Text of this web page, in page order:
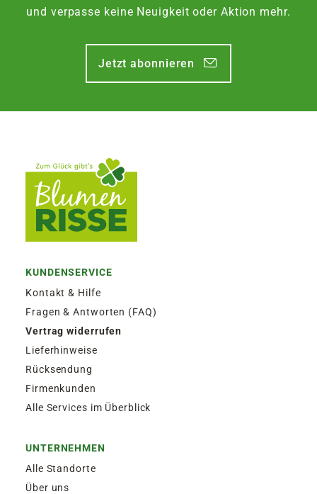
Zustellung am Montag, bis Freitag 13:30 Uhr.
EXPRESSVERSAND SAMSTAG | 12,50€
Garantierter Zustellversuch am Samstag durch
DHL. Bestellaufgabe für Zustellung am
und verpasse keine Neuigkeit oder Aktion mehr.
Jetzt abonnieren
KUNDENSERVICE
Kontakt & Hilfe
Fragen & Antworten (FAQ)
Vertrag widerrufen
Lieferhinweise
Rücksendung
Firmenkunden
Alle Services im Überblick
UNTERNEHMEN
Alle Standorte
Über uns